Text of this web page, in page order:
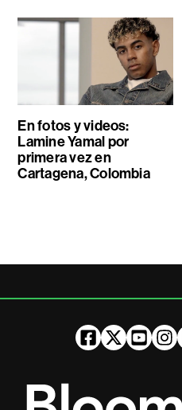
En fotos y videos:
Lamine Yamal por
primera vez en
Cartagena, Colombia